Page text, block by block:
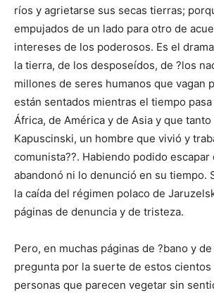
ríos y agrietarse sus secas tierras;
empujados de un lado para otro de
intereses de los poderosos. Es el
la tierra, de los desposeídos, de ?los
millones de seres humanos que vagan
están sentados mientras el tiempo
África, de América y de Asia y que
Kapuscinski, un hombre que vivió y
comunista??. Habiendo podido escapar
abandonó ni lo denunció en su tiempo.
la caída del régimen polaco de
páginas de denuncia y de tristeza.
Pero, en muchas páginas de ?bano y
pregunta por la suerte de estos
personas que parecen vegetar sin